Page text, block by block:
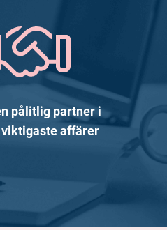
pålitlig partner i
affärer